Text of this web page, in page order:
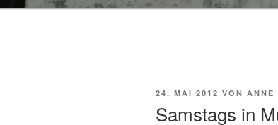
VERÖFFENTLICHT
24. MAI 2012 VON ANNE
Samstags in